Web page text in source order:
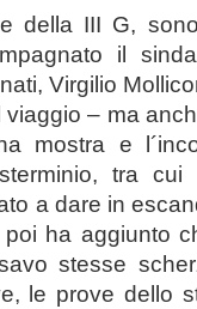
della III G,
il
Virgilio
– ma
mostra e
tra cui
a dare in
ha aggiunto
stesse
le prove dello